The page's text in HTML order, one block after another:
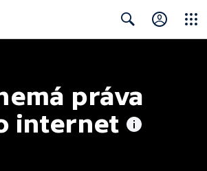
práva
internet